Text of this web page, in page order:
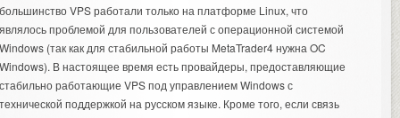
VPS работали только на платформе Linux, что
проблемой для пользователей с операционной системой
(так как для стабильной работы MetaTrader4 нужна OC
В настоящее время есть провайдеры, предоставляющие
работающие VPS под управлением Windows с
поддержкой на русском языке. Кроме того, если связь